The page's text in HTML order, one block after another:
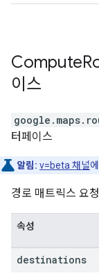
Compute
이스
터페이스
알림: v=beta 채널
경로 매트릭스 요
속성
destinations